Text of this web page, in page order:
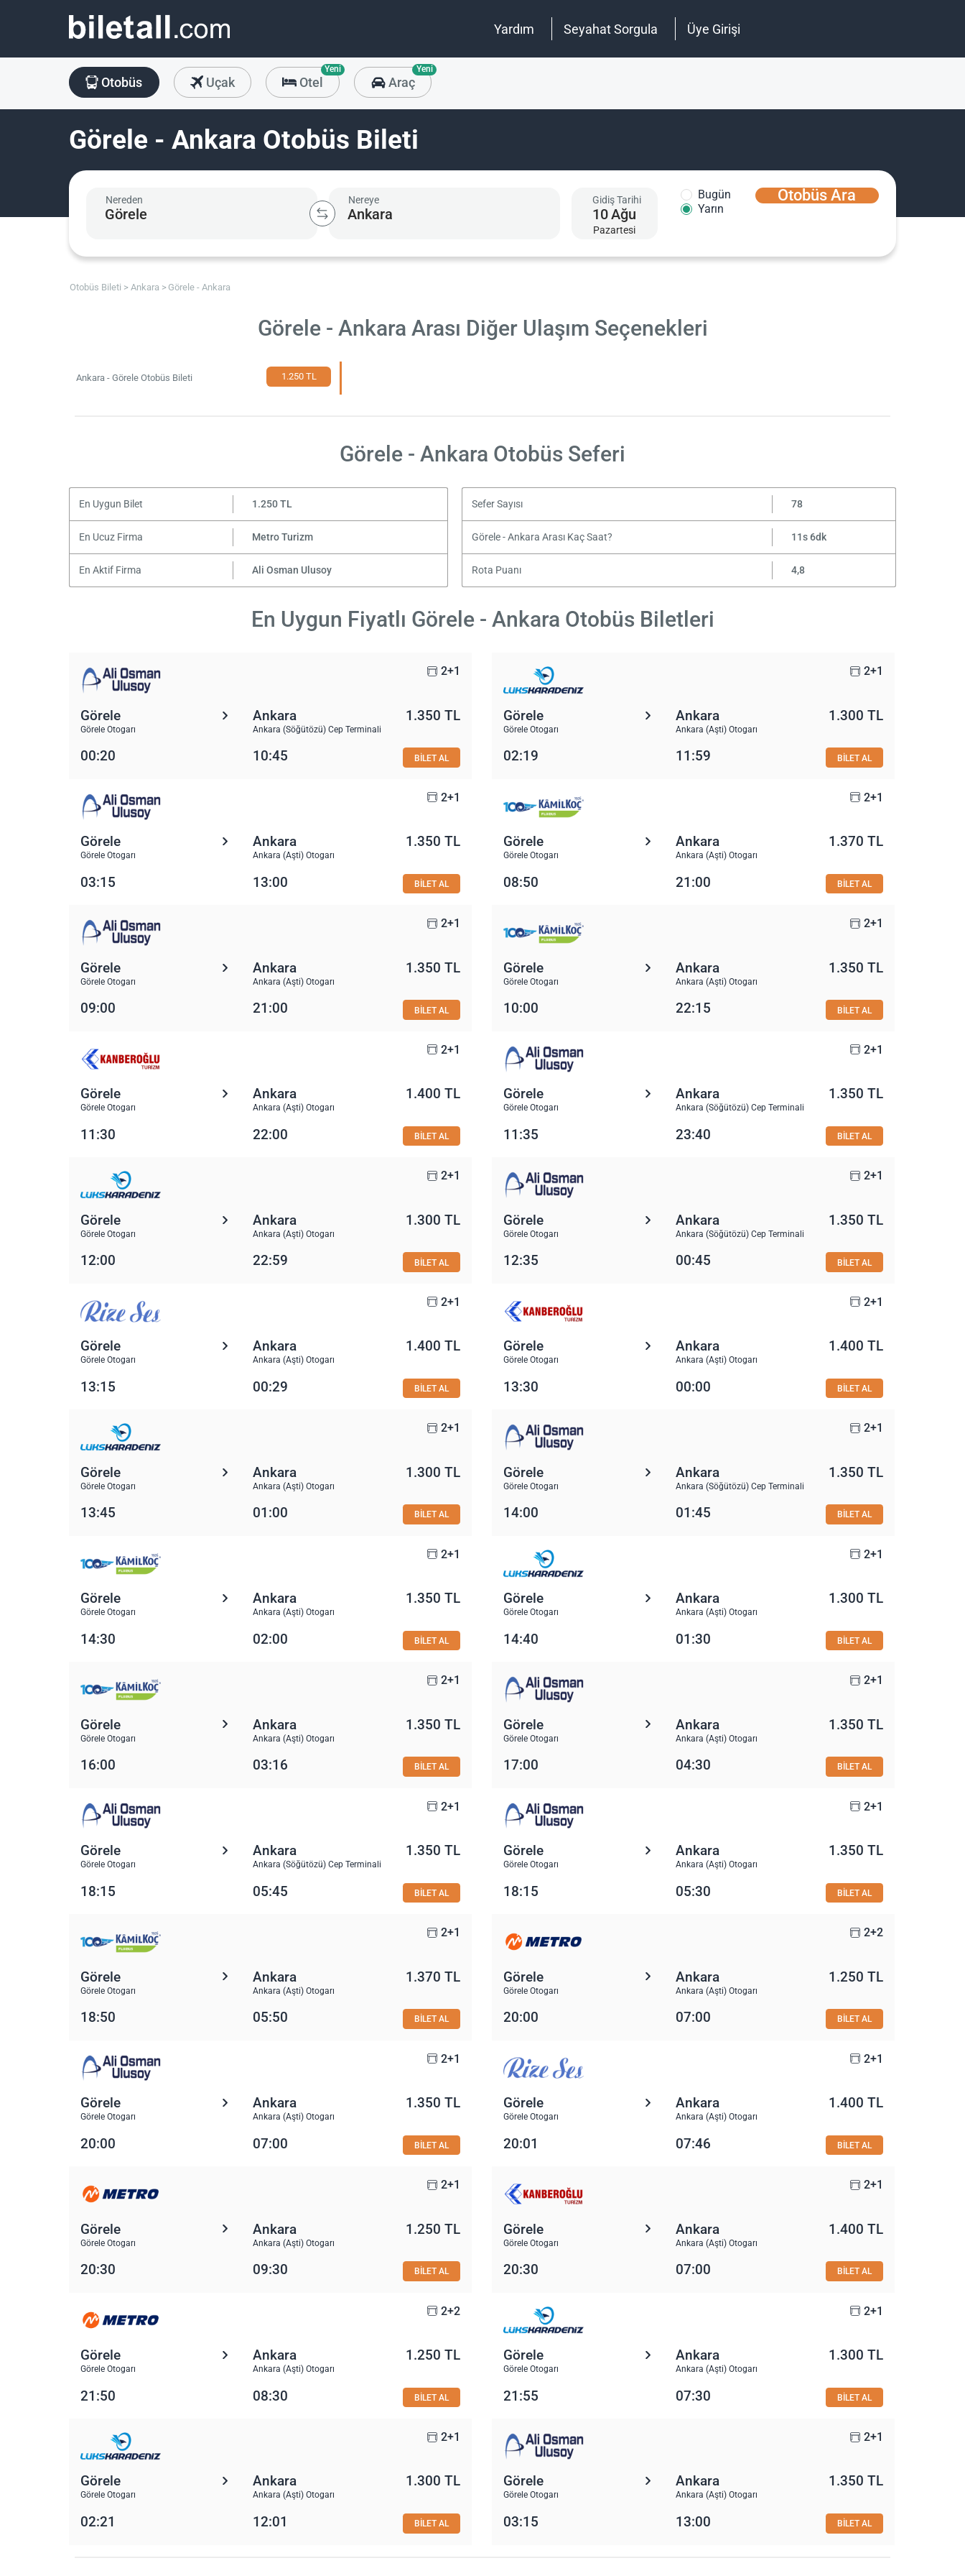
Yardım Seyahat Sorgula Üye Girişi
Otobüs Uçak Otel
Yeni
Araç
Yeni
Görele - Ankara Otobüs Bileti
Nereden Nereye Gidiş Tarihi
10Ağu
Pazartesi
Bugün
Yarın
Otobüs Ara
Otobüs Bileti Ankara Görele - Ankara
Görele - Ankara Arası Diğer Ulaşım Seçenekleri
Ankara - Görele Otobüs Bileti 1.250 TL
Görele - Ankara Otobüs Seferi
En Uygun Bilet 1.250 TL Sefer Sayısı 78
En Ucuz Firma Metro Turizm Görele - Ankara Arası Kaç Saat? 11s 6dk
En Aktif Firma Ali Osman Ulusoy Rota Puanı 4,8
En Uygun Fiyatlı Görele - Ankara Otobüs Biletleri
2+1
Görele
Görele Otogarı
Ankara
Ankara (Söğütözü) Cep Terminali
1.350 TL
00:20 10:45 BİLET AL
2+1
Görele
Görele Otogarı
Ankara
Ankara (Aşti) Otogarı
1.300 TL
02:19 11:59 BİLET AL
2+1
Görele
Görele Otogarı
Ankara
Ankara (Aşti) Otogarı
1.350 TL
03:15 13:00 BİLET AL
2+1
Görele
Görele Otogarı
Ankara
Ankara (Aşti) Otogarı
1.370 TL
08:50 21:00 BİLET AL
2+1
Görele
Görele Otogarı
Ankara
Ankara (Aşti) Otogarı
1.350 TL
09:00 21:00 BİLET AL
2+1
Görele
Görele Otogarı
Ankara
Ankara (Aşti) Otogarı
1.350 TL
10:00 22:15 BİLET AL
2+1
Görele
Görele Otogarı
Ankara
Ankara (Aşti) Otogarı
1.400 TL
11:30 22:00 BİLET AL
2+1
Görele
Görele Otogarı
Ankara
Ankara (Söğütözü) Cep Terminali
1.350 TL
11:35 23:40 BİLET AL
2+1
Görele
Görele Otogarı
Ankara
Ankara (Aşti) Otogarı
1.300 TL
12:00 22:59 BİLET AL
2+1
Görele
Görele Otogarı
Ankara
Ankara (Söğütözü) Cep Terminali
1.350 TL
12:35 00:45 BİLET AL
2+1
Görele
Görele Otogarı
Ankara
Ankara (Aşti) Otogarı
1.400 TL
13:15 00:29 BİLET AL
2+1
Görele
Görele Otogarı
Ankara
Ankara (Aşti) Otogarı
1.400 TL
13:30 00:00 BİLET AL
2+1
Görele
Görele Otogarı
Ankara
Ankara (Aşti) Otogarı
1.300 TL
13:45 01:00 BİLET AL
2+1
Görele
Görele Otogarı
Ankara
Ankara (Söğütözü) Cep Terminali
1.350 TL
14:00 01:45 BİLET AL
2+1
Görele
Görele Otogarı
Ankara
Ankara (Aşti) Otogarı
1.350 TL
14:30 02:00 BİLET AL
2+1
Görele
Görele Otogarı
Ankara
Ankara (Aşti) Otogarı
1.300 TL
14:40 01:30 BİLET AL
2+1
Görele
Görele Otogarı
Ankara
Ankara (Aşti) Otogarı
1.350 TL
16:00 03:16 BİLET AL
2+1
Görele
Görele Otogarı
Ankara
Ankara (Aşti) Otogarı
1.350 TL
17:00 04:30 BİLET AL
2+1
Görele
Görele Otogarı
Ankara
Ankara (Söğütözü) Cep Terminali
1.350 TL
18:15 05:45 BİLET AL
2+1
Görele
Görele Otogarı
Ankara
Ankara (Aşti) Otogarı
1.350 TL
18:15 05:30 BİLET AL
2+1
Görele
Görele Otogarı
Ankara
Ankara (Aşti) Otogarı
1.370 TL
18:50 05:50 BİLET AL
2+2
Görele
Görele Otogarı
Ankara
Ankara (Aşti) Otogarı
1.250 TL
20:00 07:00 BİLET AL
2+1
Görele
Görele Otogarı
Ankara
Ankara (Aşti) Otogarı
1.350 TL
20:00 07:00 BİLET AL
2+1
Görele
Görele Otogarı
Ankara
Ankara (Aşti) Otogarı
1.400 TL
20:01 07:46 BİLET AL
2+1
Görele
Görele Otogarı
Ankara
Ankara (Aşti) Otogarı
1.250 TL
20:30 09:30 BİLET AL
2+1
Görele
Görele Otogarı
Ankara
Ankara (Aşti) Otogarı
1.400 TL
20:30 07:00 BİLET AL
2+2
Görele
Görele Otogarı
Ankara
Ankara (Aşti) Otogarı
1.250 TL
21:50 08:30 BİLET AL
2+1
Görele
Görele Otogarı
Ankara
Ankara (Aşti) Otogarı
1.300 TL
21:55 07:30 BİLET AL
2+1
Görele
Görele Otogarı
Ankara
Ankara (Aşti) Otogarı
1.300 TL
02:21 12:01 BİLET AL
2+1
Görele
Görele Otogarı
Ankara
Ankara (Aşti) Otogarı
1.350 TL
03:15 13:00 BİLET AL